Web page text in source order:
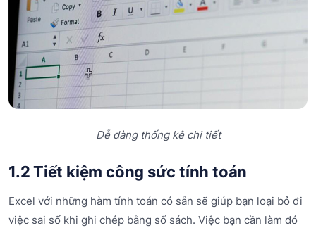
Dễ dàng thống kê chi tiết
1.2 Tiết kiệm công sức tính toán
Excel với những hàm tính toán có sẵn sẽ giúp bạn loại bỏ đi
việc sai số khi ghi chép bằng sổ sách. Việc bạn cần làm đó